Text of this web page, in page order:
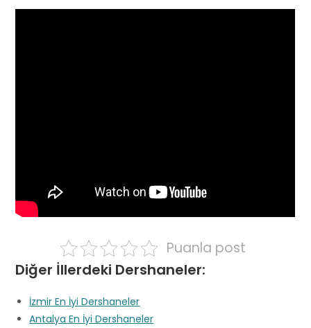
Puanla post
Diğer İllerdeki Dershaneler:
İzmir En İyi Dershaneler
Antalya En İyi Dershaneler